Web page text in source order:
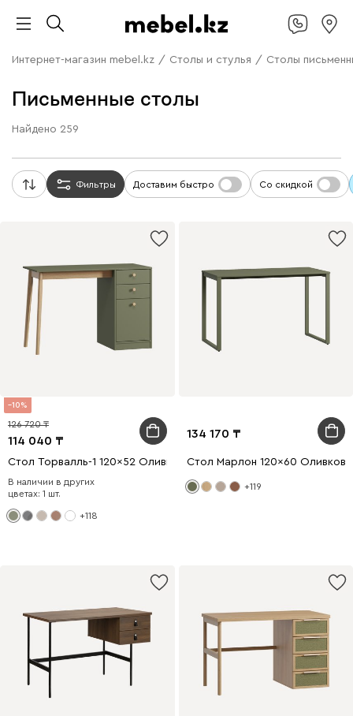
Интернет-магазин mebel.kz / Столы и стулья / Столы
Письменные столы
Найдено 259
Фильтры Доставим быстро Со скидкой
10
114 040
126 720
Стол Торвалль-1 120x52 Оливковый/Натуральный
В наличии в других
цветах: 1 шт.
+118
134 170
Стол Марлон 120x60
+119